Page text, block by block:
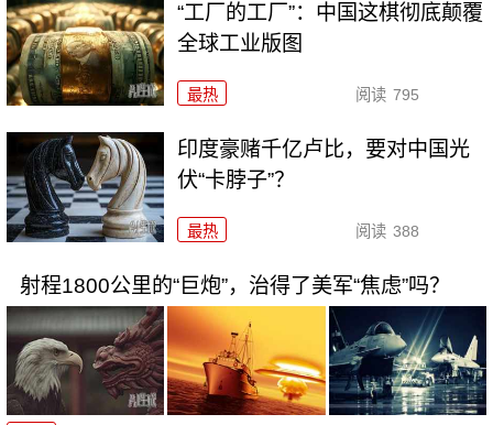
“工厂的工厂”：中国这棋彻底颠覆
全球工业版图
最热 阅读 795
印度豪赌千亿卢比，要对中国光
伏“卡脖子”？
最热 阅读 388
射程1800公里的“巨炮”，治得了美军“焦虑”吗？